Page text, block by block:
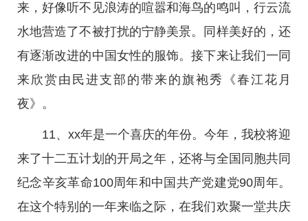
来，好像听不见浪涛的喧嚣和海鸟的鸣叫，行云流
水地营造了不被打扰的宁静美景。同样美好的，还
有逐渐改进的中国女性的服饰。接下来让我们一同
来欣赏由民进支部的带来的旗袍秀《春江花月
夜》。
11、xx年是一个喜庆的年份。今年，我校将迎
来了十二五计划的开局之年，还将与全国同胞共同
纪念辛亥革命100周年和中国共产党建党90周年。
在这个特别的一年来临之际，在我们欢聚一堂共庆